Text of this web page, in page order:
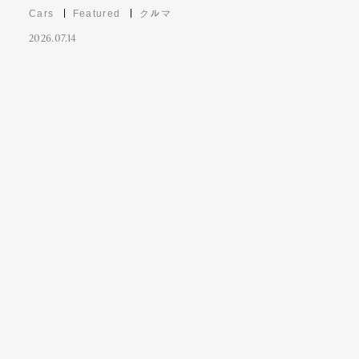
Cars Featured クルマ
2026.07.14